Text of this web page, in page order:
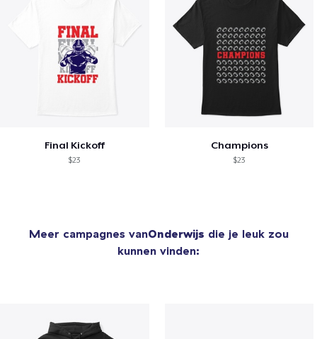
Final Kickoff
$23
Champions
$23
Meer campagnes vanOnderwijs die je leuk zou
kunnen vinden: